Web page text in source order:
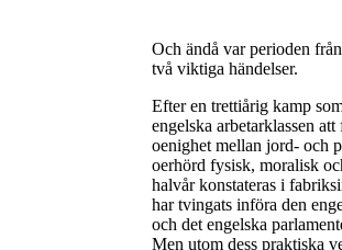
Och ändå var perioden
två viktiga händelser.
Efter en trettiårig kamp
engelska arbetarklassen
oenighet mellan jord- och
oerhörd fysisk, moralisk
halvår konstateras i
har tvingats införa den
och det engelska
Men utom dess praktiska